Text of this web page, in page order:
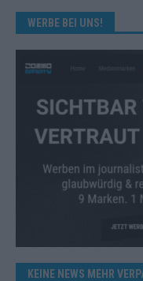
WERBE BEI UNS!
KEINE NEWS MEHR